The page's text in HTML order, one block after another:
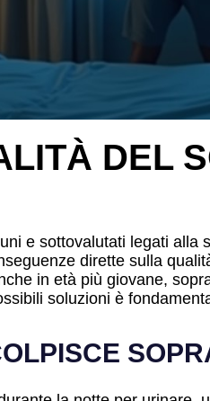
DEL
e sottovalutati legati
dirette sulla
in età più giovane,
soluzioni è